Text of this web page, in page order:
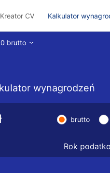
Kreator CV Kalkulator
brutto ›
wynagrodzeń
brutto
Rok